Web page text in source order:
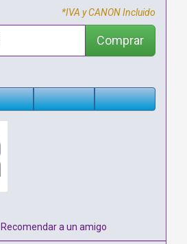
*IVA y CANON Incluido
Comprar
Recomendar a un amigo